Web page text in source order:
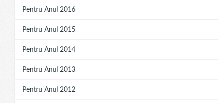
Pentru Anul 2016
Pentru Anul 2015
Pentru Anul 2014
Pentru Anul 2013
Pentru Anul 2012